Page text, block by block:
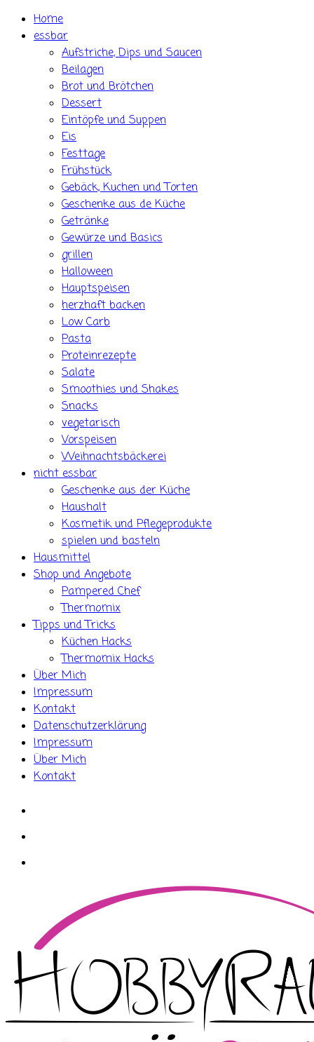
Skip Home
essbar
Aufstriche, Dips und Saucen
Beilagen
Brot und Brötchen
Dessert
Eintöpfe und Suppen
Eis
Festtage
Frühstück
Gebäck, Kuchen und Torten
Geschenke aus de Küche
Getränke
Gewürze und Basics
grillen
Halloween
Hauptspeisen
herzhaft backen
Low Carb
Pasta
Proteinrezepte
Salate
Smoothies und Shakes
Snacks
vegetarisch
Vorspeisen
Weihnachtsbäckerei
nicht essbar
Geschenke aus der Küche
Haushalt
Kosmetik und Pflegeprodukte
spielen und basteln
Hausmittel
Shop und Angebote
Pampered Chef
Thermomix
Tipps und Tricks
Küchen Hacks
Thermomix Hacks
Über Mich
Impressum
Kontakt
Datenschutzerklärung
Impressum
Über Mich
Kontakt